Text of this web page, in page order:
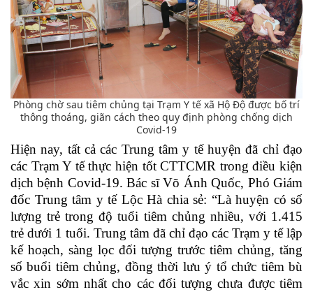
Phòng chờ sau tiêm chủng tại Trạm Y tế xã Hộ Độ được bố trí
thông thoáng, giãn cách theo quy định phòng chống dịch
Covid-19
Hiện nay, tất cả các Trung tâm y tế huyện đã chỉ đạo
các Trạm Y tế thực hiện tốt CTTCMR trong điều kiện
dịch bệnh Covid-19. Bác sĩ Võ Ánh Quốc, Phó Giám
đốc Trung tâm y tế Lộc Hà chia sẻ: “Là huyện có số
lượng trẻ trong độ tuổi tiêm chủng nhiều, với 1.415
trẻ dưới 1 tuổi. Trung tâm đã chỉ đạo các Trạm y tế lập
kế hoạch, sàng lọc đối tượng trước tiêm chủng, tăng
số buổi tiêm chủng, đồng thời lưu ý tổ chức tiêm bù
vắc xin sớm nhất cho các đối tượng chưa được tiêm